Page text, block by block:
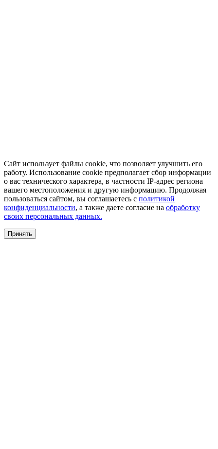
Сайт использует файлы cookie, что позволяет улучшить его
работу. Использование cookie предполагает сбор информации
о вас технического характера, в частности IP-адрес региона
вашего местоположения и другую информацию. Продолжая
пользоваться сайтом, вы соглашаетесь с политикой
конфиденциальности, а также даете согласие на обработку
своих персональных данных.
Принять